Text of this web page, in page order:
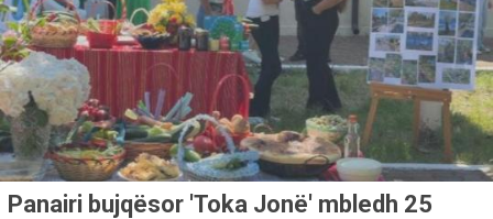
Panairi bujqësor 'Toka Jonë' mbledh 25